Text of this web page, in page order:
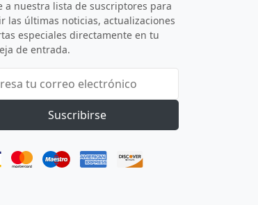
a nuestra lista de suscriptores para
las últimas noticias, actualizaciones
especiales directamente en tu
de entrada.
Suscribirse